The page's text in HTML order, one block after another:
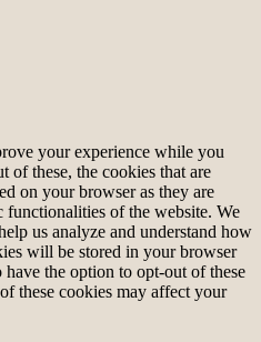
your experience while you
of these, the cookies that are
on your browser as they are
of the website. We
us analyze and understand how
will be stored in your browser
the option to opt-out of these
these cookies may affect your